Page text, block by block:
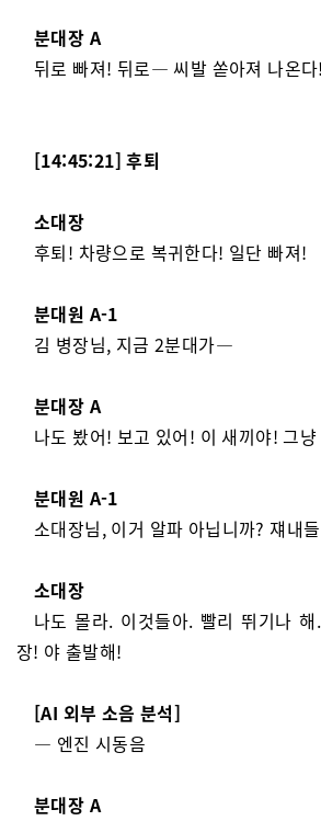
분대장 A
뒤로 빠져! 뒤로— 씨발 쏟아져 나온
[14:45:21] 후퇴
소대장
후퇴! 차량으로 복귀한다! 일단 빠져!
분대원 A-1
김 병장님, 지금 2분대가—
분대장 A
나도 봤어! 보고 있어! 이 새끼야! 그
분대원 A-1
소대장님, 이거 알파 아닙니까? 쟤내
소대장
나도 몰라. 이것들아. 빨리 뛰기나
장! 야 출발해!
[AI 외부 소음 분석]
— 엔진 시동음
분대장 A